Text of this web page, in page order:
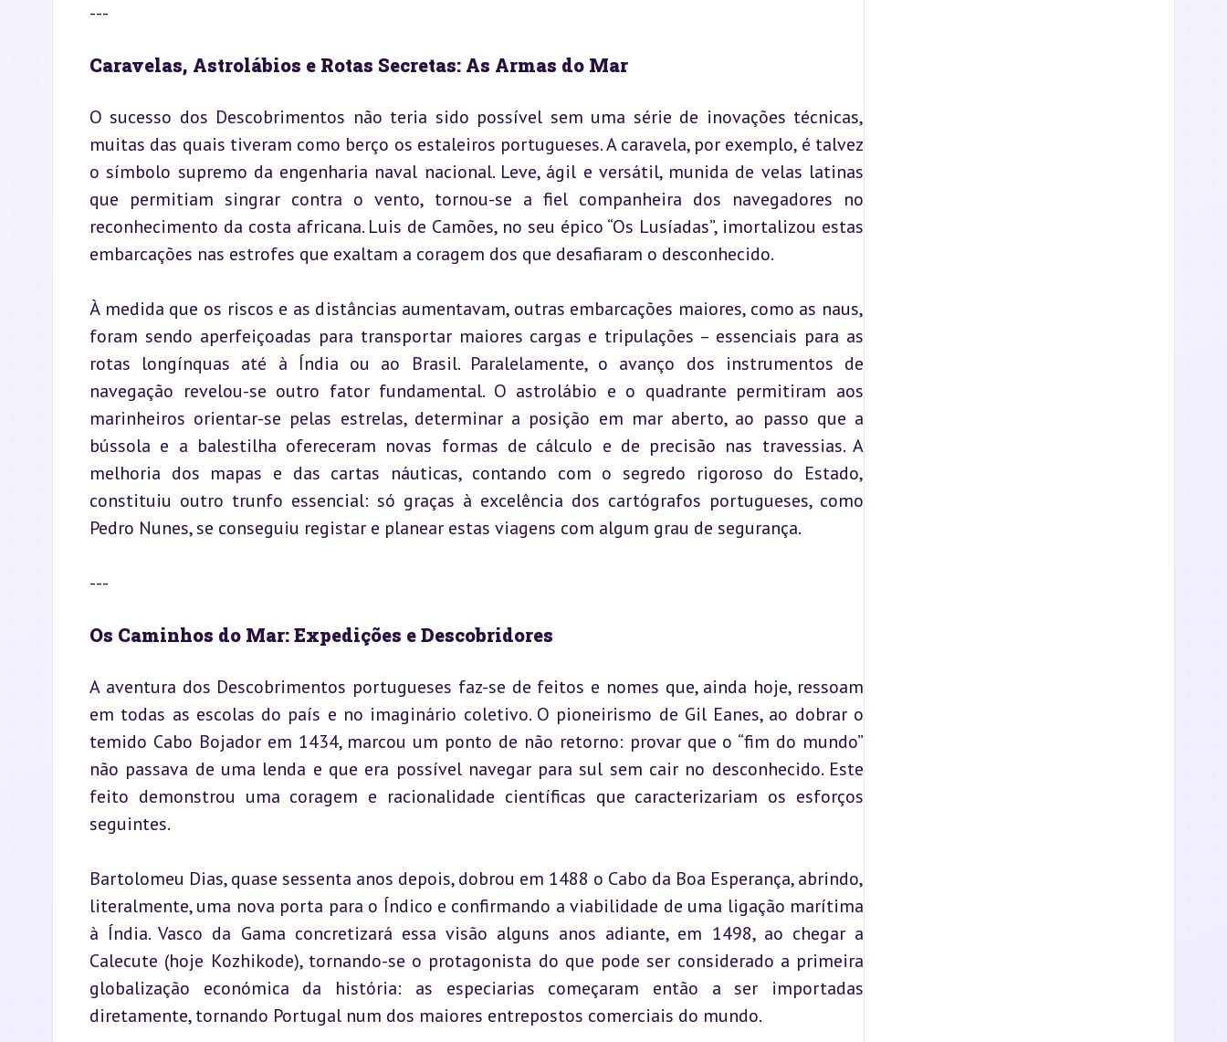
---
Caravelas, Astrolábios e Rotas Secretas: As Armas do Mar
O sucesso dos Descobrimentos não teria sido possível sem uma série de inovações técnicas,
muitas das quais tiveram como berço os estaleiros portugueses. A caravela, por exemplo, é talvez
o símbolo supremo da engenharia naval nacional. Leve, ágil e versátil, munida de velas latinas
que permitiam singrar contra o vento, tornou-se a fiel companheira dos navegadores no
reconhecimento da costa africana. Luis de Camões, no seu épico “Os Lusíadas”, imortalizou estas
embarcações nas estrofes que exaltam a coragem dos que desafiaram o desconhecido.
À medida que os riscos e as distâncias aumentavam, outras embarcações maiores, como as naus,
foram sendo aperfeiçoadas para transportar maiores cargas e tripulações – essenciais para as
rotas longínquas até à Índia ou ao Brasil. Paralelamente, o avanço dos instrumentos de
navegação revelou-se outro fator fundamental. O astrolábio e o quadrante permitiram aos
marinheiros orientar-se pelas estrelas, determinar a posição em mar aberto, ao passo que a
bússola e a balestilha ofereceram novas formas de cálculo e de precisão nas travessias. A
melhoria dos mapas e das cartas náuticas, contando com o segredo rigoroso do Estado,
constituiu outro trunfo essencial: só graças à excelência dos cartógrafos portugueses, como
Pedro Nunes, se conseguiu registar e planear estas viagens com algum grau de segurança.
---
Os Caminhos do Mar: Expedições e Descobridores
A aventura dos Descobrimentos portugueses faz-se de feitos e nomes que, ainda hoje, ressoam
em todas as escolas do país e no imaginário coletivo. O pioneirismo de Gil Eanes, ao dobrar o
temido Cabo Bojador em 1434, marcou um ponto de não retorno: provar que o “fim do mundo”
não passava de uma lenda e que era possível navegar para sul sem cair no desconhecido. Este
feito demonstrou uma coragem e racionalidade científicas que caracterizariam os esforços
seguintes.
Bartolomeu Dias, quase sessenta anos depois, dobrou em 1488 o Cabo da Boa Esperança, abrindo,
literalmente, uma nova porta para o Índico e confirmando a viabilidade de uma ligação marítima
à Índia. Vasco da Gama concretizará essa visão alguns anos adiante, em 1498, ao chegar a
Calecute (hoje Kozhikode), tornando-se o protagonista do que pode ser considerado a primeira
globalização económica da história: as especiarias começaram então a ser importadas
diretamente, tornando Portugal num dos maiores entrepostos comerciais do mundo.